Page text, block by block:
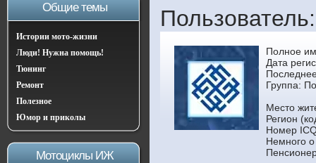
Общие темы
Истории мото-жизни
Люди! Нужна помощь!
Тюнинг
Ремонт
Полезное
Юмор и приколы
Мотоциклы ИЖ
Полное
Дата
Группа:
Место
Регион
Номер
Немного